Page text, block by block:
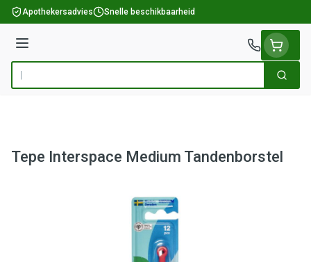
Ga naar de inhoud
Apothekersadvies Snelle beschikbaarheid
Menu
Product, merk, categorie... Zoek
Tepe Interspace Medium Tandenborstel